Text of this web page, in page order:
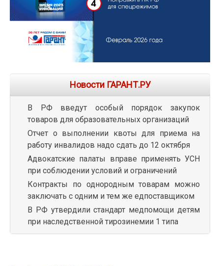
Новости ГАРАНТ.РУ
В РФ введут особый порядок закупок
товаров для образовательных организаций
Отчет о выполнении квоты для приема на
работу инвалидов надо сдать до 12 октября
Адвокатские палаты вправе применять УСН
при соблюдении условий и ограничений
Контракты по однородным товарам можно
заключать с одним и тем же едпоставщиком
В РФ утвердили стандарт медпомощи детям
при наследственной тирозинемии 1 типа